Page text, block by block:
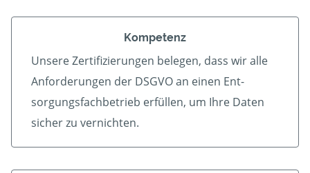
Kompetenz
Unsere Zertifizierungen belegen, dass wir alle
An­forder­ungen der DSGVO an einen Ent­
sorgungs­fach­betrieb er­füllen, um Ihre Daten
sicher zu vernichten.